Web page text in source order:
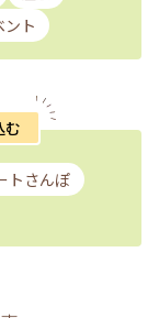
ント
む
トさんぽ